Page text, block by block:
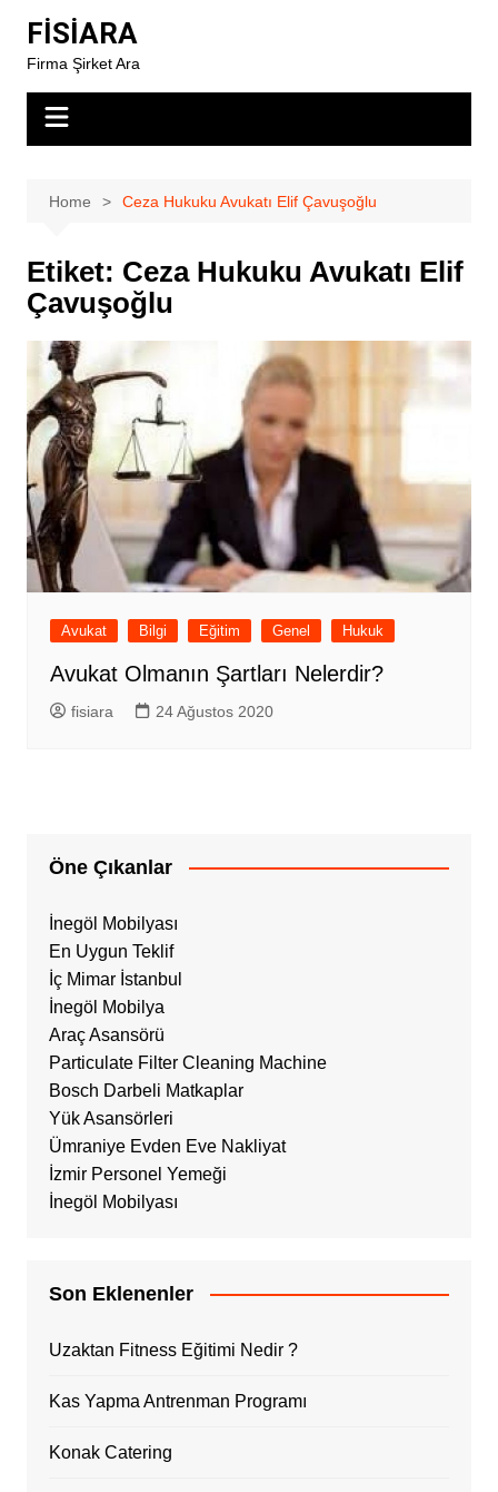
content
FİSİARA
Firma Şirket Ara
Home Ceza Hukuku Avukatı Elif Çavuşoğlu
Etiket: Ceza Hukuku Avukatı Elif
Çavuşoğlu
Avukat Bilgi Eğitim Genel Hukuk
Avukat Olmanın Şartları Nelerdir?
fisiara 24 Ağustos 2020
Öne Çıkanlar
İnegöl Mobilyası
En Uygun Teklif
İç Mimar İstanbul
İnegöl Mobilya
Araç Asansörü
Particulate Filter Cleaning Machine
Bosch Darbeli Matkaplar
Yük Asansörleri
Ümraniye Evden Eve Nakliyat
İzmir Personel Yemeği
İnegöl Mobilyası
Son Eklenenler
Uzaktan Fitness Eğitimi Nedir ?
Kas Yapma Antrenman Programı
Konak Catering